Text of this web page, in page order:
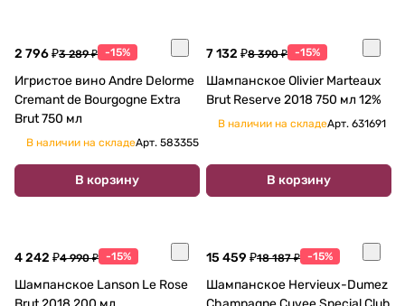
2 796 ₽3 289 ₽ -15%
Игристое вино Andre Delorme
Cremant de Bourgogne Extra
Brut 750 мл
В наличии на складеАрт. 583355
В корзину
7 132 ₽8 390 ₽ -15%
Шампанское Olivier Marteaux
Brut Reserve 2018 750 мл 12%
В наличии на складеАрт. 631691
В корзину
4 242 ₽4 990 ₽ -15%
Шампанское Lanson Le Rose
15 459 ₽18 187 ₽ -15%
Шампанское Hervieux-Dumez